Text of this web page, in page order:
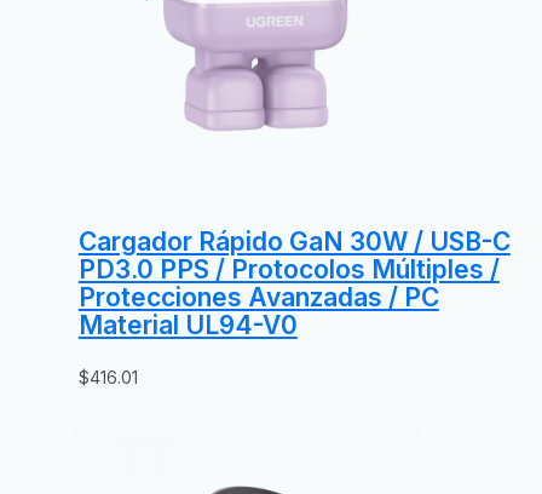
Cargador Rápido GaN 30W / USB-C
PD3.0 PPS / Protocolos Múltiples /
Protecciones Avanzadas / PC
Material UL94-V0
$416.01